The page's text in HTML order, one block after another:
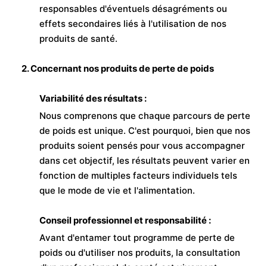
responsables d'éventuels désagréments ou
effets secondaires liés à l'utilisation de nos
produits de santé.
2. Concernant nos produits de perte de poids
Variabilité des résultats :
Nous comprenons que chaque parcours de perte
de poids est unique. C'est pourquoi, bien que nos
produits soient pensés pour vous accompagner
dans cet objectif, les résultats peuvent varier en
fonction de multiples facteurs individuels tels
que le mode de vie et l'alimentation.
Conseil professionnel et responsabilité :
Avant d'entamer tout programme de perte de
poids ou d'utiliser nos produits, la consultation